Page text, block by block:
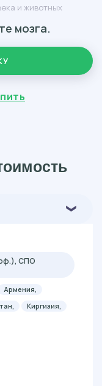
и животных
мозга.
СПО
Армения,
Киргизия,